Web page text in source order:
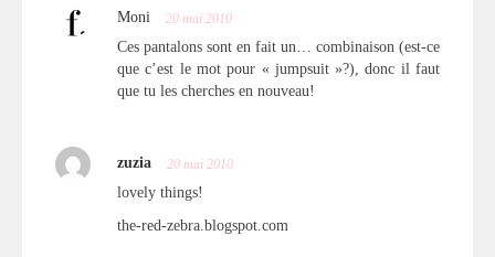
Moni 20 mai 2010
Ces pantalons sont en fait un… combinaison (est-ce
que c’est le mot pour « jumpsuit »?), donc il faut
que tu les cherches en nouveau!
zuzia 20 mai 2010
lovely things!
the-red-zebra.blogspot.com